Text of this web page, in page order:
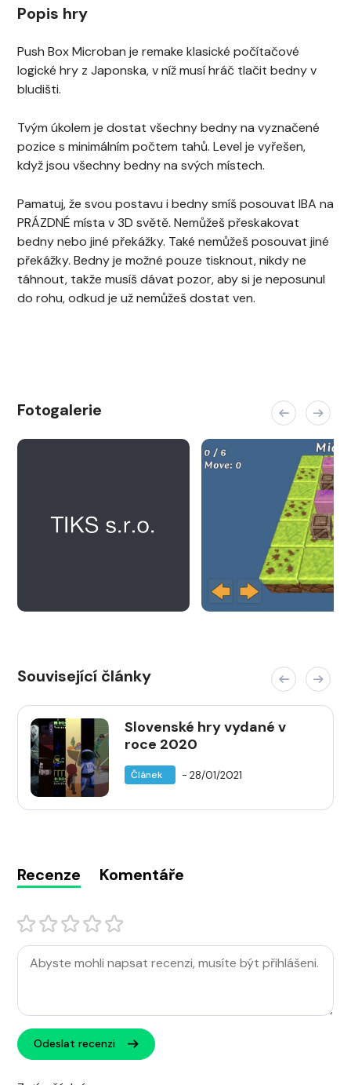
Popis hry
Push Box Microban je remake klasické počítačové
logické hry z Japonska, v níž musí hráč tlačit bedny v
bludišti.
Tvým úkolem je dostat všechny bedny na vyznačené
pozice s minimálním počtem tahů. Level je vyřešen,
když jsou všechny bedny na svých místech.
Pamatuj, že svou postavu i bedny smíš posouvat IBA na
PRÁZDNÉ místa v 3D světě. Nemůžeš přeskakovat
bedny nebo jiné překážky. Také nemůžeš posouvat jiné
překážky. Bedny je možné pouze tisknout, nikdy ne
táhnout, takže musíš dávat pozor, aby si je neposunul
do rohu, odkud je už nemůžeš dostat ven.
Fotogalerie
Související články
Slovenské hry vydané v
roce 2020
Článek - 28/01/2021
Recenze Komentáře
Odeslat recenzi